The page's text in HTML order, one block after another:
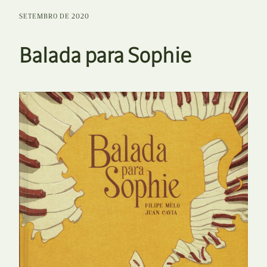
SETEMBRO DE 2020
Balada para Sophie